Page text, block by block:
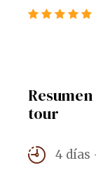
tour
4 días